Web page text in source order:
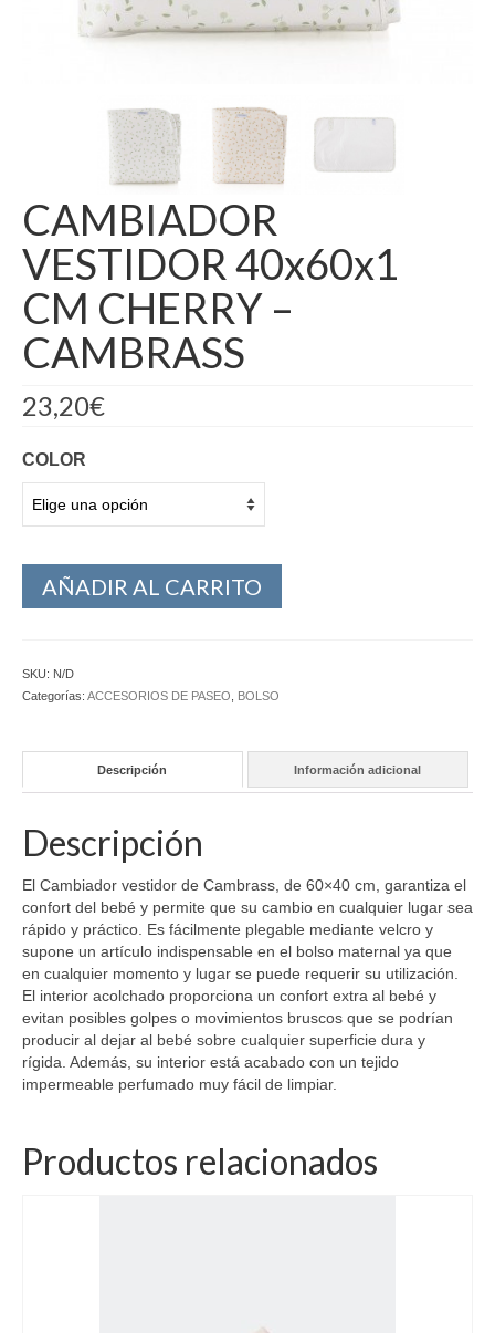
CAMBIADOR
VESTIDOR 40x60x1
CM CHERRY –
CAMBRASS
23,20€
COLOR
AÑADIR AL CARRITO
SKU: N/D
Categorías: ACCESORIOS DE PASEO BOLSO
Descripción Información adicional
Descripción
El Cambiador vestidor de Cambrass, de 60×40 cm, garantiza el
confort del bebé y permite que su cambio en cualquier lugar sea
rápido y práctico. Es fácilmente plegable mediante velcro y
supone un artículo indispensable en el bolso maternal ya que
en cualquier momento y lugar se puede requerir su utilización.
El interior acolchado proporciona un confort extra al bebé y
evitan posibles golpes o movimientos bruscos que se podrían
producir al dejar al bebé sobre cualquier superficie dura y
rígida. Además, su interior está acabado con un tejido
impermeable perfumado muy fácil de limpiar.
Productos relacionados